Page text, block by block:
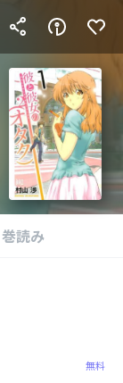
巻読み
無料